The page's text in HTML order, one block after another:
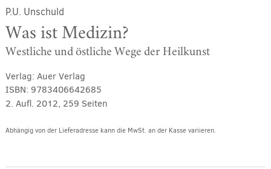
P.U. Unschuld
Was ist Medizin?
Westliche und östliche Wege der Heilkunst
Verlag: Auer Verlag
ISBN: 9783406642685
2. Aufl. 2012, 259 Seiten
Abhängig von der Lieferadresse kann die MwSt. an der Kasse variieren.